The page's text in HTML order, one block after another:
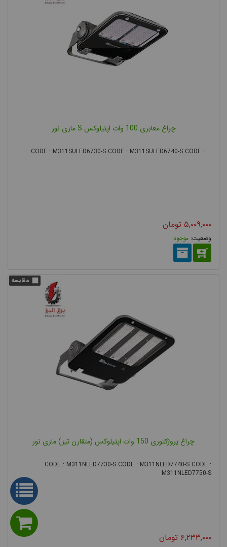
چراغ معابری 100 وات اپتیلوکس S مازی نور
CODE : M311SULED6730-S CODE : M311SULED6740-S CODE : ...
۵,۰۰۹,۰۰۰ تومان
موجود
چراغ پروژکتوری 150 وات اپتیلوکس (متقارن تیز) مازی نور
CODE : M311NLED7730-S CODE : M311NLED7740-S CODE :
M311NLED7750-S
۶,۲۳۳,۰۰۰ تومان